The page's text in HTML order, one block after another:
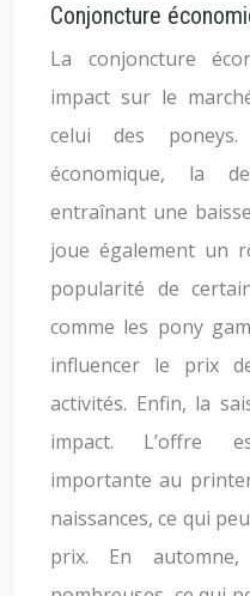
Conjoncture
La conjoncture
impact sur le
celui des
économique, la
entraînant une
joue également un
popularité de
comme les pony
influencer le prix
activités. Enfin, la
impact. L’offre
importante au
naissances, ce qui
prix. En